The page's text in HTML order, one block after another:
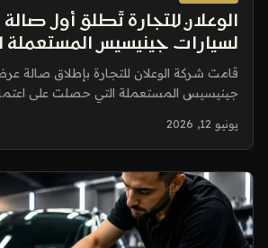
الوعلان للتجارة تُطلق أول
لسيارات جينيسيس المستعملة
الرياض
قامت شركة الوعلان للتجارة بإطلاق صالة
جينيسيس المستعملة التي حصلت على
يونيو 12, 2026